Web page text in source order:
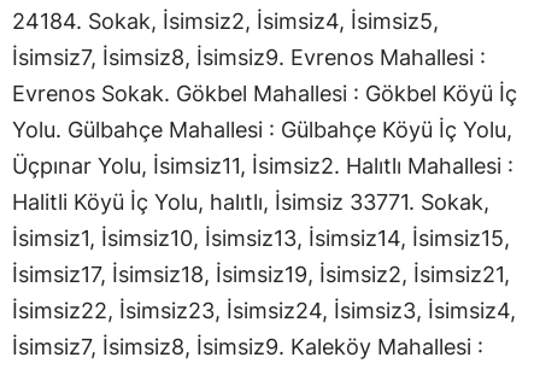
24184. Sokak, İsimsiz2, İsimsiz4, İsimsiz5,
İsimsiz7, İsimsiz8, İsimsiz9. Evrenos Mahallesi :
Evrenos Sokak. Gökbel Mahallesi : Gökbel Köyü İç
Yolu. Gülbahçe Mahallesi : Gülbahçe Köyü İç Yolu,
Üçpınar Yolu, İsimsiz11, İsimsiz2. Halıtlı Mahallesi :
Halitli Köyü İç Yolu, halıtlı, İsimsiz 33771. Sokak,
İsimsiz1, İsimsiz10, İsimsiz13, İsimsiz14, İsimsiz15,
İsimsiz17, İsimsiz18, İsimsiz19, İsimsiz2, İsimsiz21,
İsimsiz22, İsimsiz23, İsimsiz24, İsimsiz3, İsimsiz4,
İsimsiz7, İsimsiz8, İsimsiz9. Kaleköy Mahallesi :